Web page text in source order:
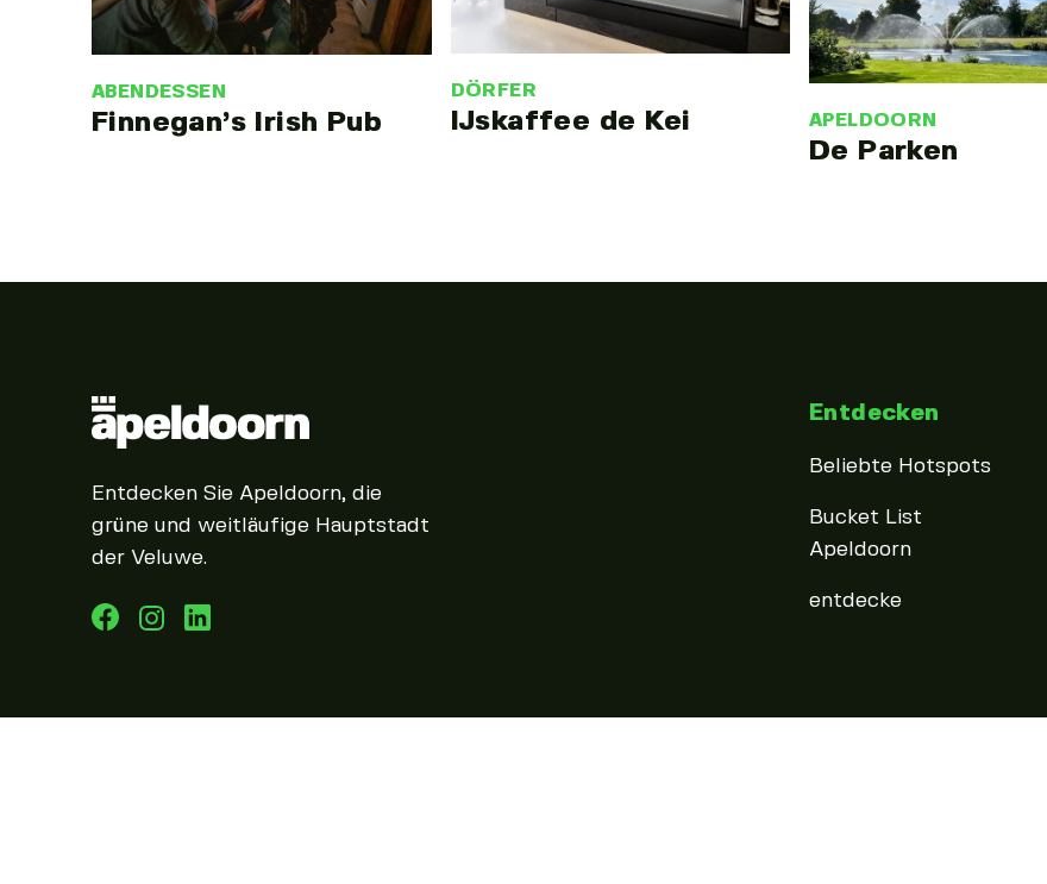
ABENDESSEN
Finnegan’s Irish Pub
DÖRFER
IJskaffee de Kei APELDOORN
De Parken
Entdecken Sie Apeldoorn, die
grüne und weitläufige Hauptstadt
der Veluwe.
Entdecken
Beliebte Hotspots
Bucket List
Apeldoorn
entdecke